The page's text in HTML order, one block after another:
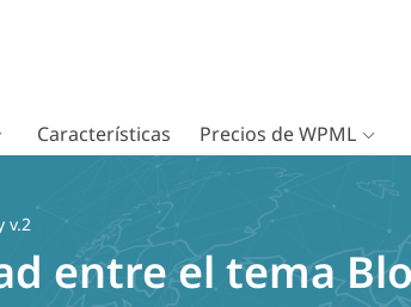
Características Precios de WPML
v.2
entre el tema